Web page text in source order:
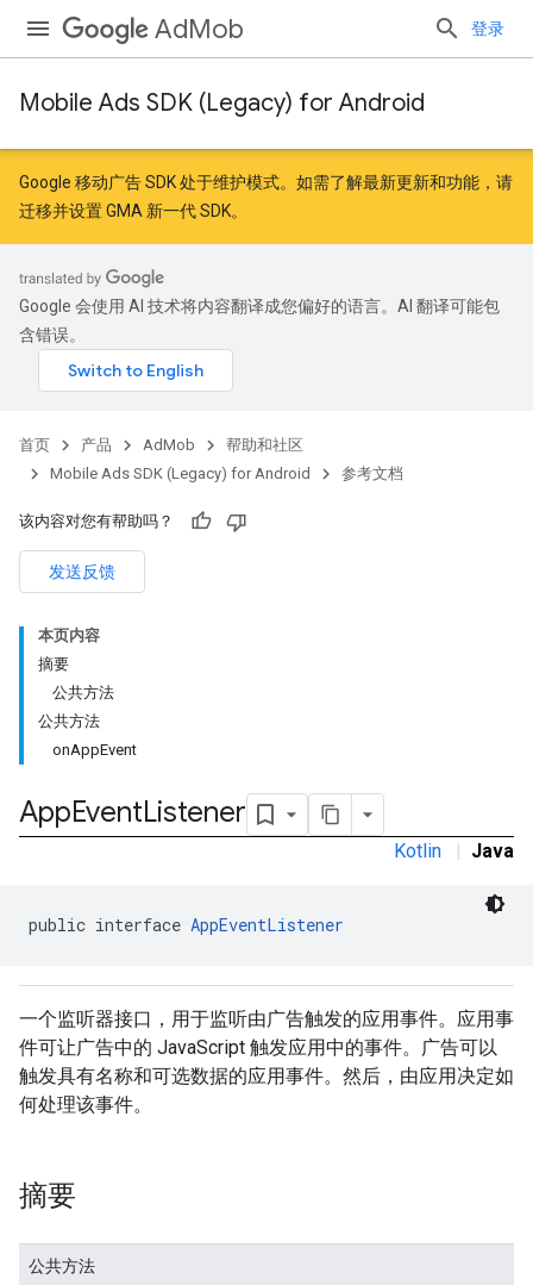
AdMob 登录
Mobile Ads SDK (Legacy) for Android
Google 移动广告 SDK 处于维护模式。如需了解最新更新和功能，请
迁移并设置 GMA 新一代 SDK。
Google 会使用 AI 技术将内容翻译成您偏好的语言。AI 翻译可能包
含错误。
首页 产品 AdMob
帮助和社区
Mobile Ads SDK (Legacy) for Android
参考文档
该内容对您有帮助吗？
发送反馈
本页内容
摘要
公共方法
公共方法
onAppEvent
AppEventListener
Kotlin | Java
public interface AppEventListener
一个监听器接口，用于监听由广告触发的应用事件。应用事
件可让广告中的 JavaScript 触发应用中的事件。广告可以
触发具有名称和可选数据的应用事件。然后，由应用决定如
何处理该事件。
摘要
公共方法